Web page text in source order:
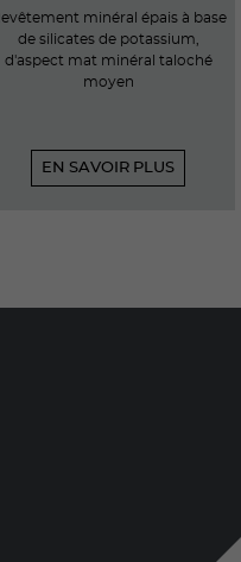
minéral épais à base
de silicates de potassium,
d'aspect mat minéral taloché
moyen
EN SAVOIR PLUS